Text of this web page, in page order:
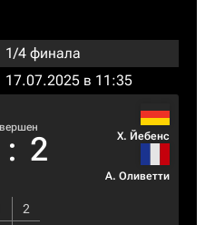
1/4 финала
17.07.2025 в 11:35
: 2 Х. Йебенс
А. Оливетти
2